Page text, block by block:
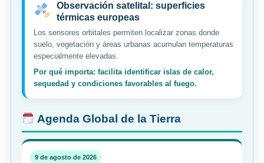
Observación satelital: superficies
térmicas europeas
Los sensores orbitales permiten localizar zonas donde
suelo, vegetación y áreas urbanas acumulan temperaturas
especialmente elevadas.
Por qué importa: facilita identificar islas de calor,
sequedad y condiciones favorables al fuego.
Agenda Global de la Tierra
9 de agosto de 2026